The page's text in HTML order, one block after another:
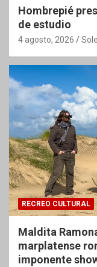
Hombrepié
de estudio
4 agosto, 2026
RECREO CULTURAL
Maldita
marplatense
imponente